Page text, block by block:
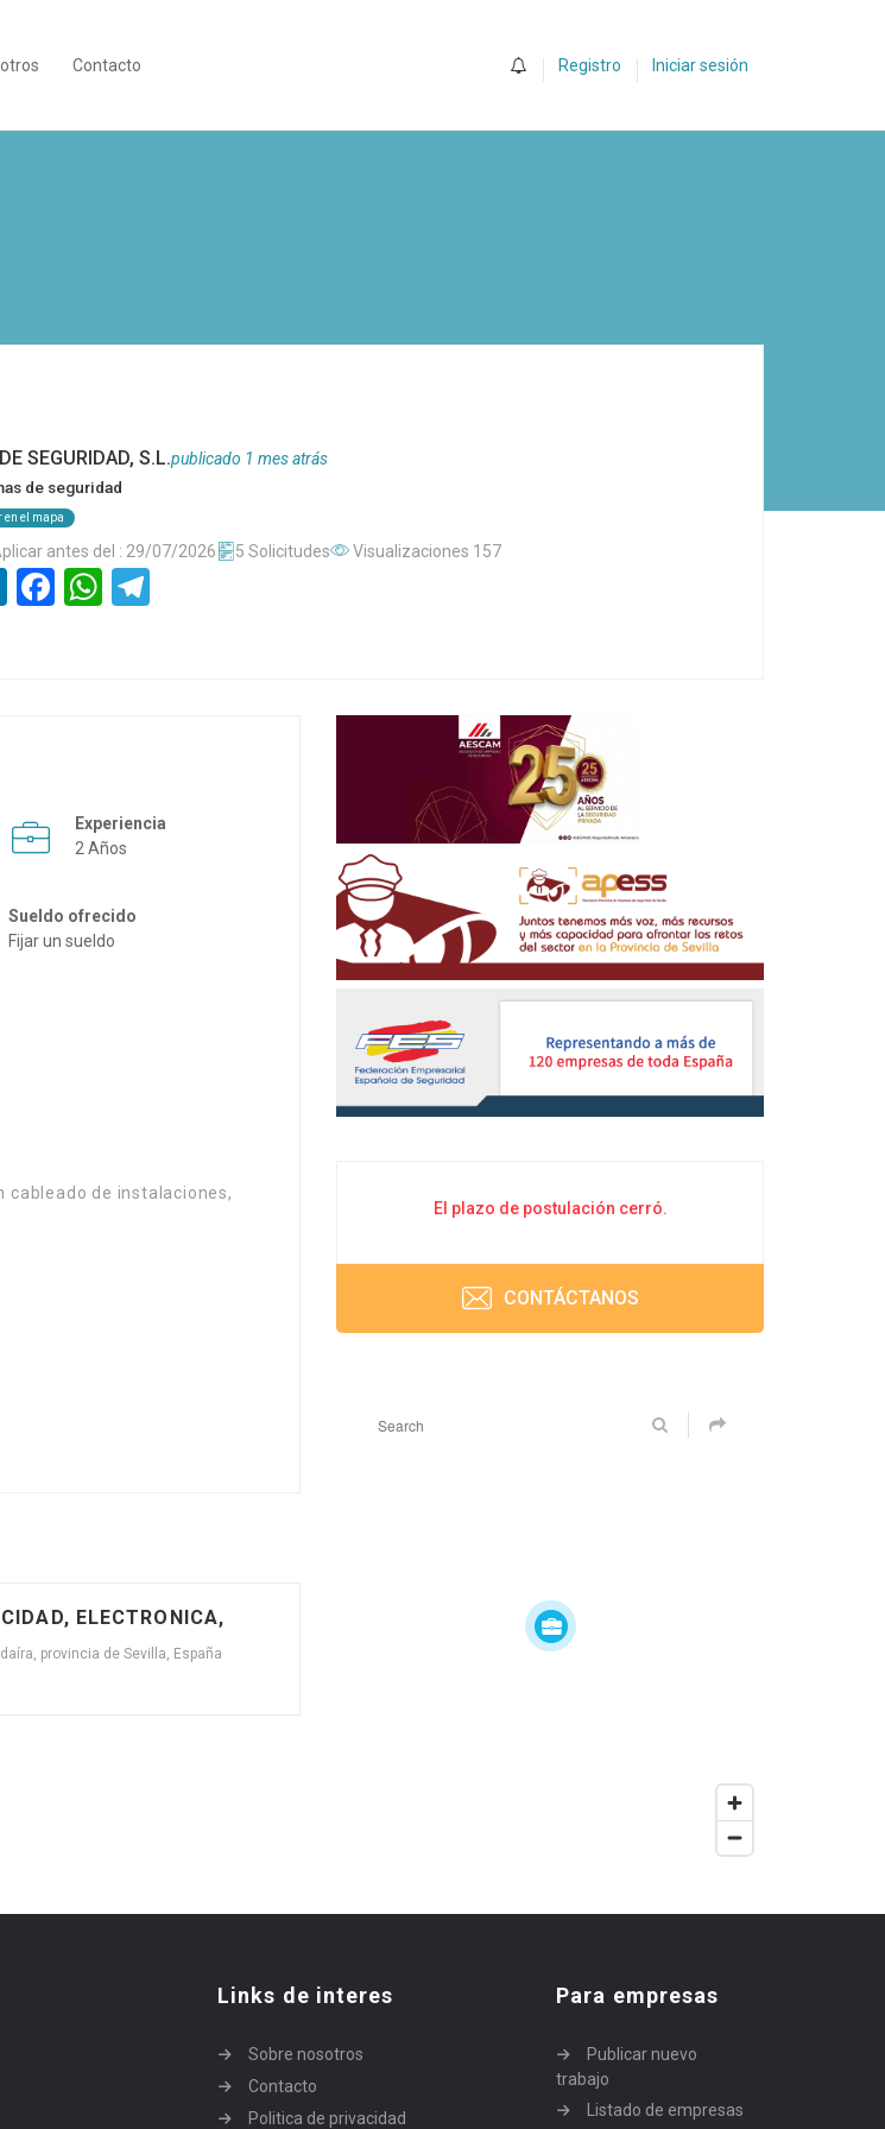
Contacto Registro Iniciar sesión
SEGURIDAD, S.L.publicado 1 mes atrás
de seguridad
en el mapa
antes del : 29/07/2026 5 Solicitudes Visualizaciones 157
LinkedInFacebookWhatsApp
Experiencia
2 Años
Sueldo ofrecido
Fijar un sueldo
cableado de instalaciones,
ELECTRONICA,
provincia de Sevilla, España
El plazo de postulación cerró.
CONTÁCTANOS
Links de interes
Sobre nosotros
Contacto
Politica de privacidad
Para empresas
Publicar nuevo
trabajo
Listado de empresas